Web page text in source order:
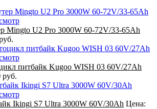
Mingto U2 Pro 3000W 60-72V/33-65Ah
питбайк Kugoo WISH 03 60V/27Ah
руб.
Ikingi S7 Ultra 3000W 60V/30Ah Цена: